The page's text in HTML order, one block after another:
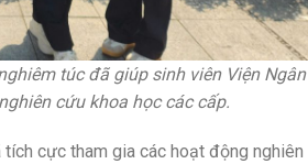
túc đã giúp sinh viên Viện Ngân
cứu khoa học các cấp.
tích cực tham gia các hoạt động nghiên